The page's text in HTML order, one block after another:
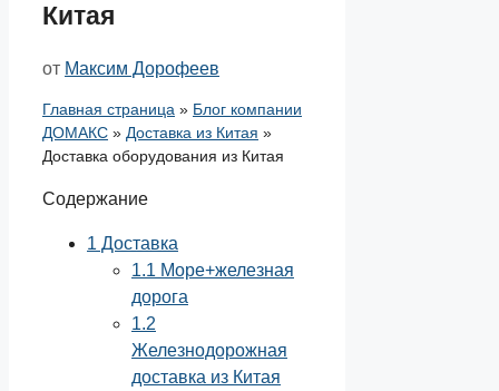
Китая
от Максим Дорофеев
Главная страница » Блог компании
ДОМАКС » Доставка из Китая »
Доставка оборудования из Китая
Содержание
1 Доставка
1.1 Море+железная
дорога
1.2
Железнодорожная
доставка из Китая